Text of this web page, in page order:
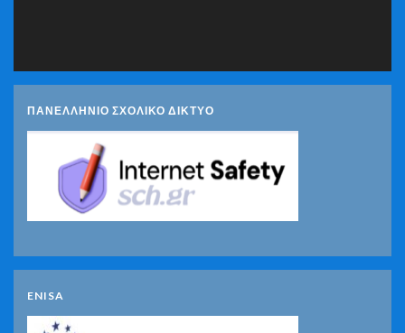
ΠΑΝΕΛΛΗΝΙΟ ΣΧΟΛΙΚΟ ΔΙΚΤΥΟ
ENISA